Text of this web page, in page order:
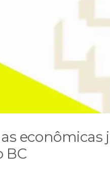
econômicas
BC